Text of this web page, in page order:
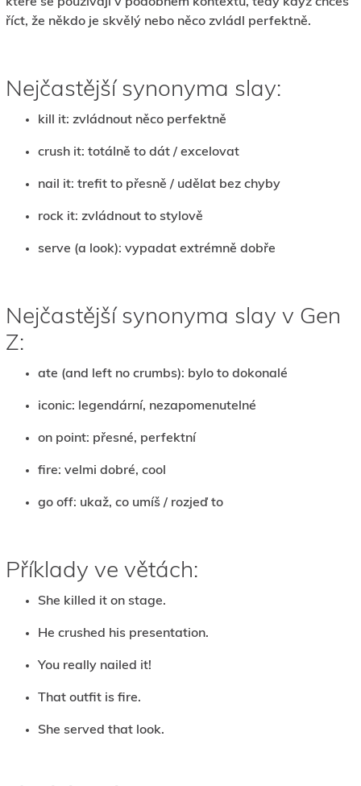
říct, že někdo je skvělý nebo něco zvládl perfektně.
Nejčastější synonyma slay:
kill it: zvládnout něco perfektně
crush it: totálně to dát / excelovat
nail it: trefit to přesně / udělat bez chyby
rock it: zvládnout to stylově
serve (a look): vypadat extrémně dobře
Nejčastější synonyma slay v Gen
Z:
ate (and left no crumbs): bylo to dokonalé
iconic: legendární, nezapomenutelné
on point: přesné, perfektní
fire: velmi dobré, cool
go off: ukaž, co umíš / rozjeď to
Příklady ve větách:
She killed it on stage.
He crushed his presentation.
You really nailed it!
That outfit is fire.
She served that look.